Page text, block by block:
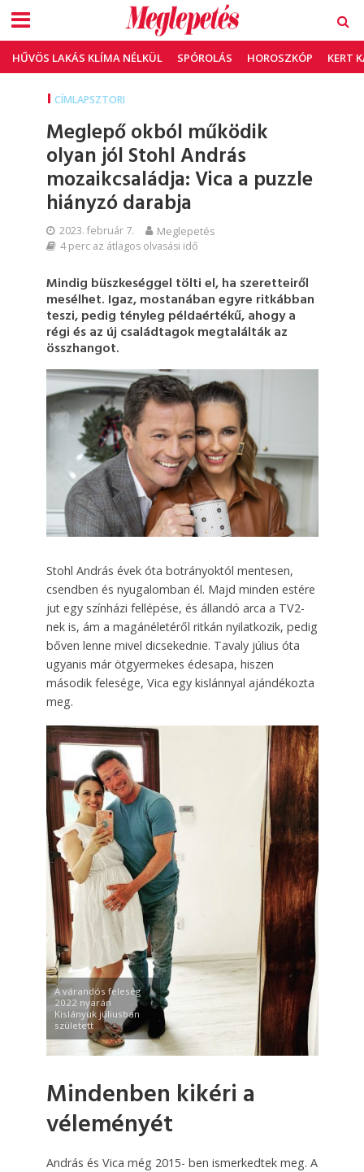
HŰVÖS LAKÁS KLÍMA NÉLKÜL SPÓROLÁS HOROSZKÓP KERT
CÍMLAPSZTORI
Meglepő okból működik
olyan jól Stohl András
mozaikcsaládja: Vica a puzzle
hiányzó darabja
2023. február 7. Meglepetés
4 perc az átlagos olvasási idő
Mindig büszkeséggel tölti el, ha szeretteiről
mesélhet. Igaz, mostanában egyre ritkábban
teszi, pedig tényleg példaértékű, ahogy a
régi és az új családtagok megtalálták az
összhangot.
Stohl András évek óta botrányoktól mentesen,
csendben és nyugalomban él. Majd minden estére
jut egy színházi fellépése, és állandó arca a TV2-
nek is, ám a magánéletéről ritkán nyilatkozik, pedig
bőven lenne mivel dicsekednie. Tavaly július óta
ugyanis már ötgyermekes édesapa, hiszen
második felesége, Vica egy kislánnyal ajándékozta
meg.
A várandós feleség
2022 nyarán
Kislányuk júliusban
született
Mindenben kikéri a
véleményét
András és Vica még 2015- ben ismerkedtek meg. A